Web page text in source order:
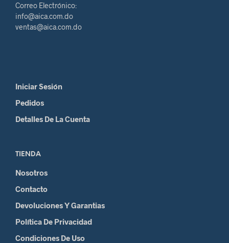
Correo Electrónico:
info@aica.com.do
ventas@aica.com.do
Iniciar Sesión
Pedidos
Detalles De La Cuenta
TIENDA
Nosotros
Contacto
Devoluciones Y Garantias
Política De Privacidad
Condiciones De Uso